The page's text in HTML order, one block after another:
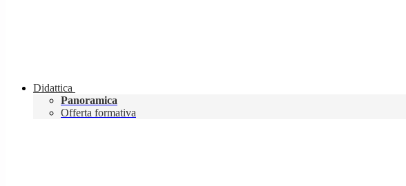
Didattica
Panoramica
Offerta formativa